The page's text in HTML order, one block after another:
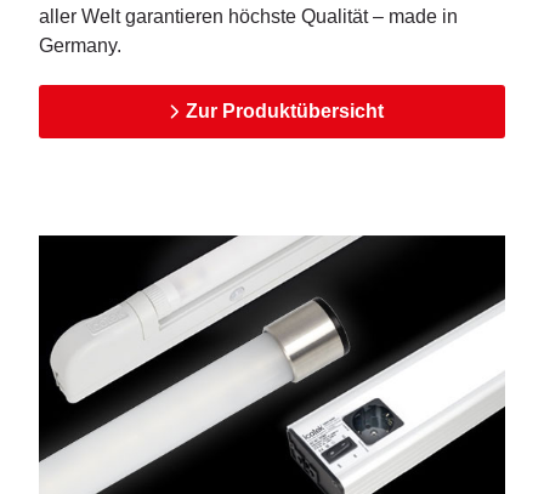
aller Welt garantieren höchste Qualität – made in
Germany.
Zur Produktübersicht